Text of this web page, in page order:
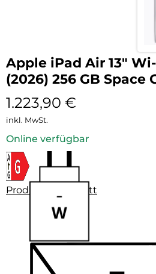
Apple iPad Air 13″
(2026) 256 GB Space
1.223,90 €
inkl. MwSt.
Online verfügbar
Produktdatenblatt